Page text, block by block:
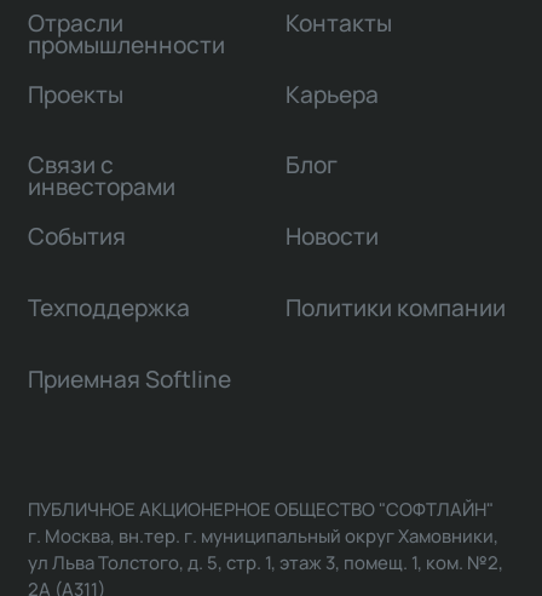
Отрасли
промышленности
Проекты
Связи с
инвесторами
Контакты
Карьера
Блог
События Новости
Техподдержка Политики компании
Приемная Softline
ПУБЛИЧНОЕ АКЦИОНЕРНОЕ ОБЩЕСТВО "СОФТЛАЙН"
г. Москва, вн.тер. г. муниципальный округ Хамовники,
ул Льва Толстого, д. 5, стр. 1, этаж 3, помещ. 1, ком. №2,
2А (А311)